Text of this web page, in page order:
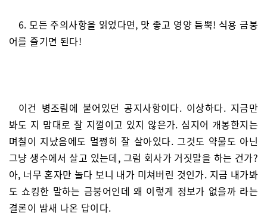
6. 모든 주의사항을 읽었다면, 맛 좋고 영양 듬뿍! 식용 금붕
어를 즐기면 된다!
이건 병조림에 붙어있던 공지사항이다. 이상하다. 지금만
봐도 지 맘대로 잘 지껄이고 있지 않은가. 심지어 개봉한지는
며칠이 지났음에도 멀쩡히 잘 살아있다. 그것도 약물도 아닌
그냥 생수에서 살고 있는데, 그럼 회사가 거짓말을 하는 건가?
아, 너무 혼자만 놀다 보니 내가 미쳐버린 것인가. 지금 내가봐
도 쇼킹한 말하는 금붕어인데 왜 이렇게 정보가 없을까 라는
결론이 밤새 나온 답이다.